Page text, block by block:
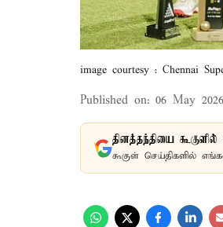
image courtesy : Chennai
Published on: 06 May
தினத்தந்தியை
கூகுள் செய்திகளில்